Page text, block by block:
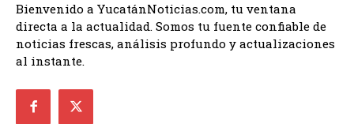
Bienvenido a YucatánNoticias.com, tu ventana
directa a la actualidad. Somos tu fuente confiable de
noticias frescas, análisis profundo y actualizaciones
al instante.